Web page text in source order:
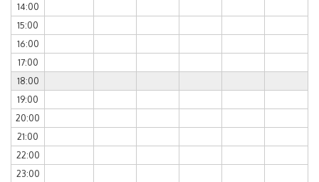
14:00
15:00
16:00
17:00
18:00
19:00
20:00
21:00
22:00
23:00